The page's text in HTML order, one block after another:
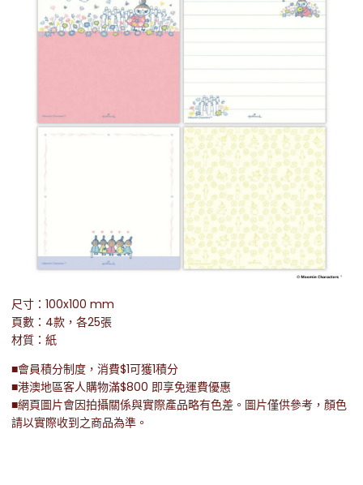
尺寸：100x100 mm
頁數：4款，各25張
材質：紙
■會員積分制度，消費$1可獲1積分
■港澳地區客人購物滿$800 即享免運費優惠
■網頁圖片會因拍攝關係與實際產品略有色差。圖片僅供參考，顏色
請以實際收到之商品為準。